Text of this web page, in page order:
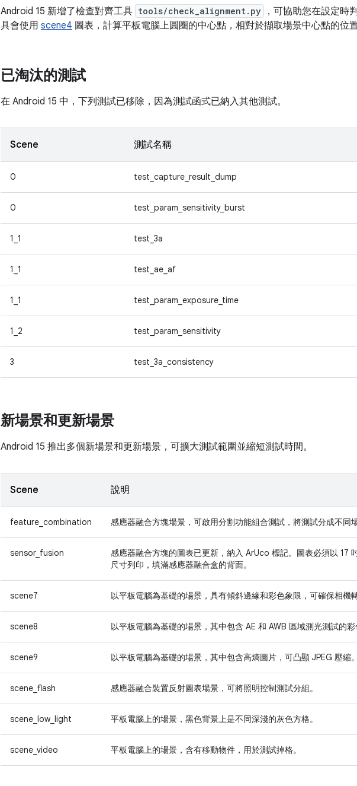
Android 15 新增了檢查對齊工具 tools/check_alignment.py
，可協助您在設定時
具會使用 scene4 圖表，計算平板電腦上圓圈的中心點，相對於擷取場景中心點的位置
已淘汰的測試
在 Android 15 中，下列測試已移除，因為測試函式已納入其他測試。
Scene 測試名稱
0 test_capture_result_dump
0 test_param_sensitivity_burst
1_1 test_3a
1_1 test_ae_af
1_1 test_param_exposure_time
1_2 test_param_sensitivity
3 test_3a_consistency
新場景和更新場景
Android 15 推出多個新場景和更新場景，可擴大測試範圍並縮短測試時間。
Scene 說明
feature_combination 感應器融合方塊場景，可啟用分割功能組合測試，將測試分成不同場
sensor_fusion
感應器融合方塊的圖表已更新，納入 ArUco 標記。圖表必須以 17
尺寸列印，填滿感應器融合盒的背面。
scene7 以平板電腦為基礎的場景，具有傾斜邊緣和彩色象限，可確保相機
scene8 以平板電腦為基礎的場景，其中包含 AE 和 AWB 區域測光測試的彩
scene9 以平板電腦為基礎的場景，其中包含高熵圖片，可凸顯 JPEG 壓縮。
scene_flash 感應器融合裝置反射圖表場景，可將照明控制測試分組。
scene_low_light 平板電腦上的場景，黑色背景上是不同深淺的灰色方格。
scene_video 平板電腦上的場景，含有移動物件，用於測試掉格。